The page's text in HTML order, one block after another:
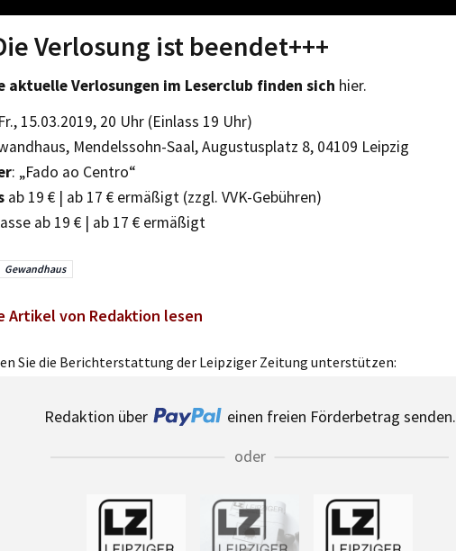
Verlosung ist beendet+++
aktuelle Verlosungen im Leserclub finden sich hier.
15.03.2019, 20 Uhr (Einlass 19 Uhr)
Mendelssohn-Saal, Augustusplatz 8, 04109 Leipzig
: „Fado ao Centro“
ab 19 € | ab 17 € ermäßigt (zzgl. VVK-Gebühren)
ab 19 € | ab 17 € ermäßigt
Gewandhaus
Artikel von Redaktion lesen
Sie die Berichterstattung der Leipziger Zeitung unterstützen:
Redaktion über
einen freien Förderbetrag senden.
oder